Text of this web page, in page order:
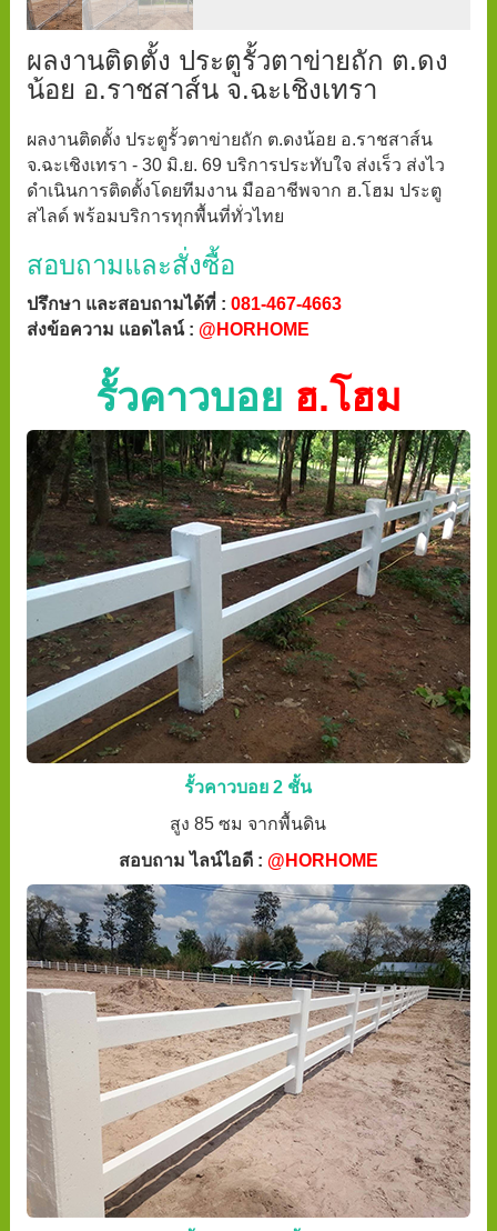
ผลงานติดตั้ง ประตูรั้วตาข่ายถัก ต.ดง
น้อย อ.ราชสาส์น จ.ฉะเชิงเทรา
ผลงานติดตั้ง ประตูรั้วตาข่ายถัก ต.ดงน้อย อ.ราชสาส์น
จ.ฉะเชิงเทรา - 30 มิ.ย. 69 บริการประทับใจ ส่งเร็ว ส่งไว
ดำเนินการติดตั้งโดยทีมงาน มืออาชีพจาก ฮ.โฮม ประตู
สไลด์ พร้อมบริการทุกพื้นที่ทั่วไทย
สอบถามและสั่งซื้อ
ปรึกษา และสอบถามได้ที่ : 081-467-4663
ส่งข้อความ แอดไลน์ : @HORHOME
รั้วคาวบอย ฮ.โฮม
รั้วคาวบอย 2 ชั้น
สูง 85 ซม จากพื้นดิน
สอบถาม ไลน์ไอดี : @HORHOME